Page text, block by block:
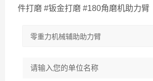
件打磨 #钣金打磨 #180角磨机助力臂